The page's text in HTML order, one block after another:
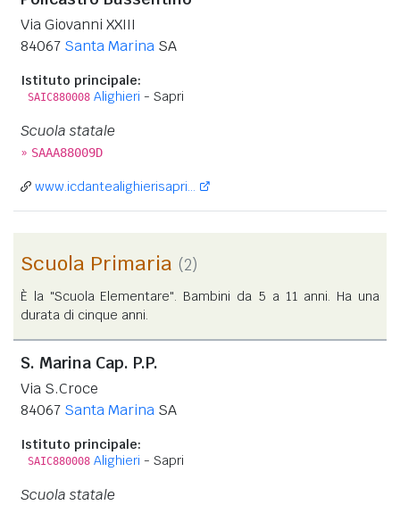
Via Giovanni XXIII
84067 Santa Marina SA
Istituto principale:
SAIC880008 Alighieri - Sapri
Scuola statale
» SAAA88009D
www.icdantealighierisapri...
Scuola Primaria (2)
È la "Scuola Elementare". Bambini da 5 a 11 anni. Ha una
durata di cinque anni.
S. Marina Cap. P.P.
Via S.Croce
84067 Santa Marina SA
Istituto principale:
SAIC880008 Alighieri - Sapri
Scuola statale